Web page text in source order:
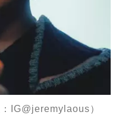
IG@jeremylaous）